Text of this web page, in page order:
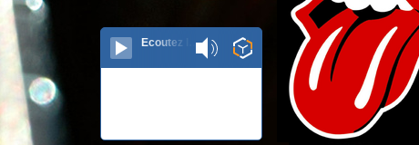
Ecoutez le direct...